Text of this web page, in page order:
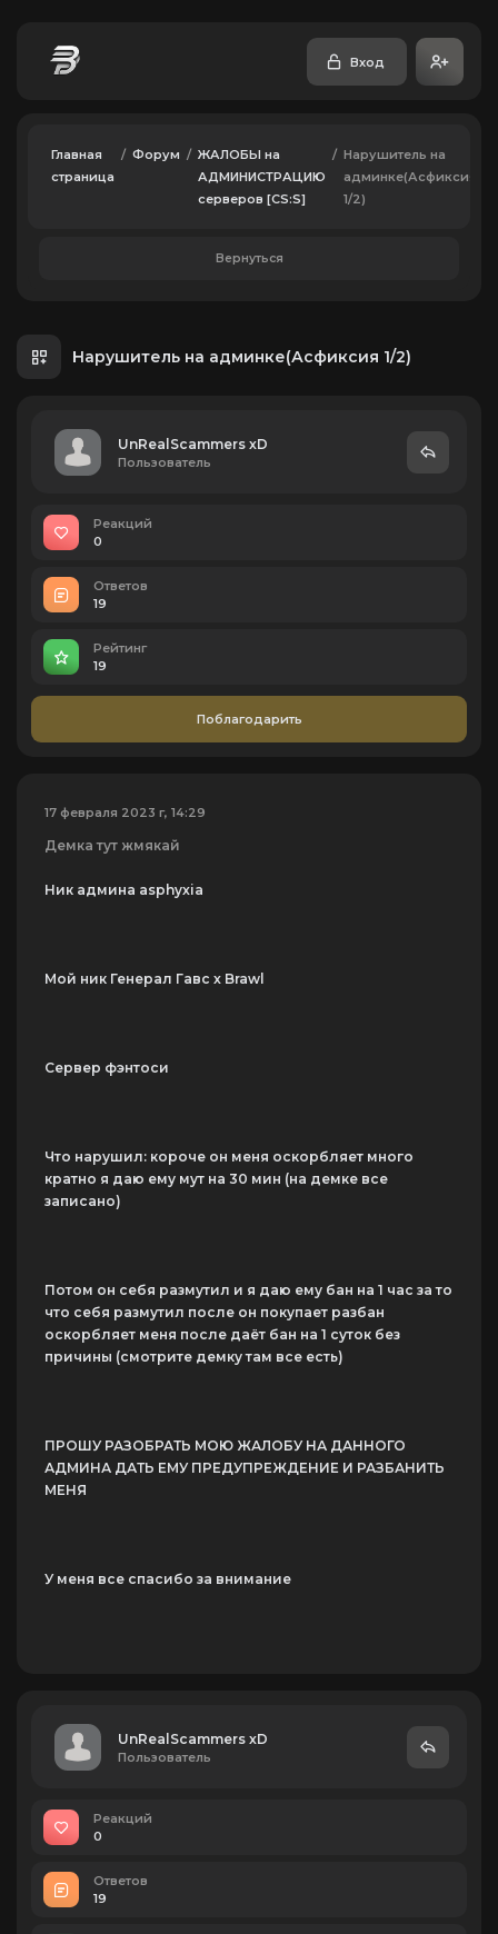
Вход
Главная
страница
/ Форум / ЖАЛОБЫ на
АДМИНИСТРАЦИЮ
серверов [CS:S]
/ Нарушитель на
админке(Асфиксия
1/2)
Вернуться
Нарушитель на админке(Асфиксия 1/2)
UnRealScammers xD
Пользователь
Реакций
0
Ответов
19
Рейтинг
19
Поблагодарить
17 февраля 2023 г, 14:29
Демка тут жмякай
Ник админа asphyxia
Мой ник Генерал Гавс x Brawl
Сервер фэнтоси
Что нарушил: короче он меня оскорбляет много
кратно я даю ему мут на 30 мин (на демке все
записано)
Потом он себя размутил и я даю ему бан на 1 час за то
что себя размутил после он покупает разбан
оскорбляет меня после даёт бан на 1 суток без
причины (смотрите демку там все есть)
ПРОШУ РАЗОБРАТЬ МОЮ ЖАЛОБУ НА ДАННОГО
АДМИНА ДАТЬ ЕМУ ПРЕДУПРЕЖДЕНИЕ И РАЗБАНИТЬ
МЕНЯ
У меня все спасибо за внимание
UnRealScammers xD
Пользователь
Реакций
0
Ответов
19